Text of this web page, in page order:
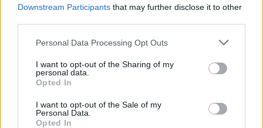
Downstream Participants that may further disclose it to other
Personal Data Processing Opt Outs
I want to opt-out of the Sharing of my
personal data.
Opted In
I want to opt-out of the Sale of my
Personal Data.
Opted In